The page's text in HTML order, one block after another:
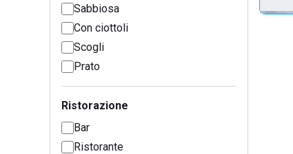
Sabbiosa
Con ciottoli
Scogli
Prato
Ristorazione
Bar
Ristorante